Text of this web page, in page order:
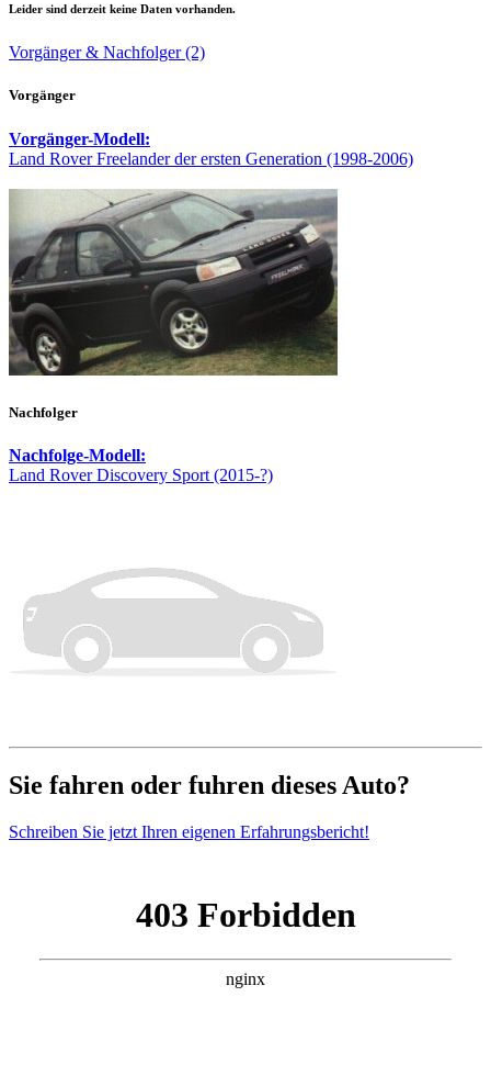
Leider sind derzeit keine Daten vorhanden.
Vorgänger & Nachfolger (2)
Vorgänger
Vorgänger-Modell:
Land Rover Freelander der ersten Generation (1998-2006)
Nachfolger
Nachfolge-Modell:
Land Rover Discovery Sport (2015-?)
Sie fahren oder fuhren dieses Auto?
Schreiben Sie jetzt Ihren eigenen Erfahrungsbericht!